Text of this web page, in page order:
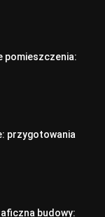
pomieszczenia:
przygotowania
budowy: